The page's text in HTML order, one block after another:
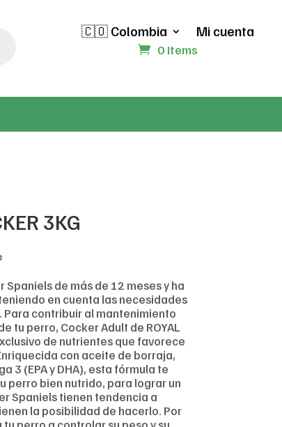
🇨🇴 Colombia Mi cuenta
0 Items
3KG
de más de 12 meses y ha
en cuenta las necesidades
contribuir al mantenimiento
tu perro, Cocker Adult de ROYAL
de nutrientes que favorece
con aceite de borraja,
3 (EPA y DHA), esta fórmula te
perro bien nutrido, para lograr un
Spaniels tienen tendencia a
la posibilidad de hacerlo. Por